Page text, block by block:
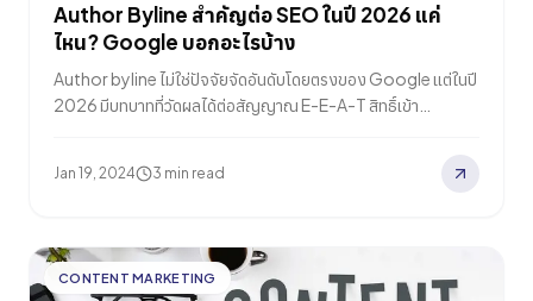
น้อยวันละครั้ง…
Author Byline สำคัญต่อ SEO ในปี 2026 แค่
ไหน? Google บอกอะไรบ้าง
Author byline ไม่ใช่ปัจจัยจัดอันดับโดยตรงของ Google แต่ในปี
2026 มีบทบาทที่วัดผลได้ต่อสัญญาณ E-E-A-T สิทธิ์เข้า
authorship ที่สนับสนุนประสิทธิภาพการค้นหาอย่างยั่งยืน
Jan 19, 2024 3 min read
CONTENT MARKETING